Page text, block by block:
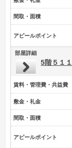
間取・面積
アピールポイント
部屋詳細
5階５１１
賃料・管理費・共益費
敷金・礼金
間取・面積
アピールポイント